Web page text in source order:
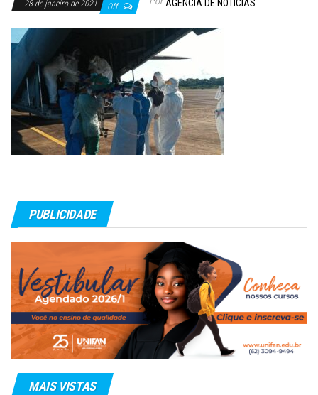
28 de janeiro de 2021 Off AGÊNCIA DE NOTÍCIAS
PUBLICIDADE
MAIS VISTAS